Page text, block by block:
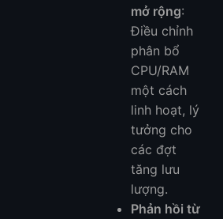
mở rộng:
Điều chỉnh
phân bổ
CPU/RAM
một cách
linh hoạt, lý
tưởng cho
các đợt
tăng lưu
lượng.
Phản hồi từ